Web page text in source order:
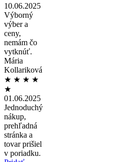
10.06.2025
Výborný
výber a
ceny,
nemám čo
vytknúť.
Mária
Kollariková
★ ★ ★ ★
★
01.06.2025
Jednoduchý
nákup,
prehľadná
stránka a
tovar prišiel
v poriadku.